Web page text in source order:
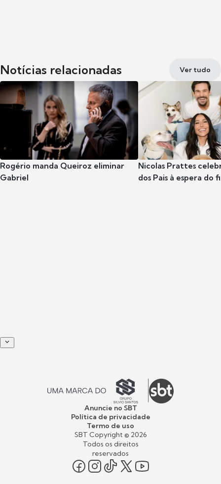
Notícias relacionadas Ver tudo
Rogério manda Queiroz eliminar
Gabriel
Nicolas Prattes
dos Pais à espera do
Anuncie no SBT
Política de privacidade
Termo de uso
SBT Copyright © 2026
Todos os direitos
reservados